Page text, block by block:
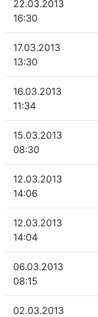
22.03.2013
16:30
17.03.2013
13:30
16.03.2013
11:34
15.03.2013
08:30
12.03.2013
14:06
12.03.2013
14:04
06.03.2013
08:15
02.03.2013